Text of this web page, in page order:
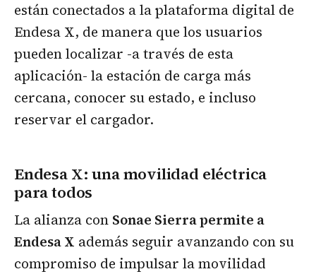
están conectados a la plataforma digital de
Endesa X, de manera que los usuarios
pueden localizar -a través de esta
aplicación- la estación de carga más
cercana, conocer su estado, e incluso
reservar el cargador.
Endesa X: una movilidad eléctrica
para todos
La alianza con Sonae Sierra permite a
Endesa X además seguir avanzando con su
compromiso de impulsar la movilidad